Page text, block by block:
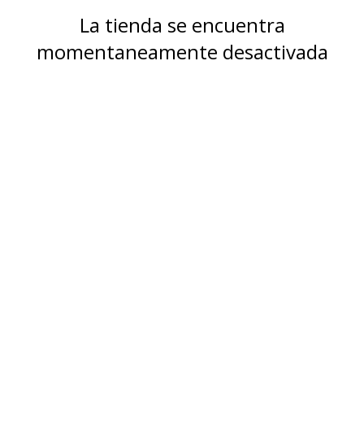
La tienda se encuentra
momentaneamente desactivada